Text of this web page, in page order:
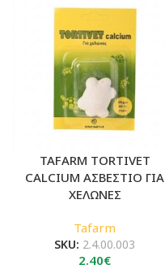
12.90€.είναι:
TAFARM TORTIVET
CALCIUM ΑΣΒΕΣΤΙΟ ΓΙΑ
ΧΕΛΩΝΕΣ
Tafarm
SKU: 2.4.00.003
2.40€